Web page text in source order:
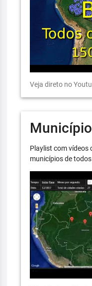
Veja direto no
Playlist com vídeos
municípios de